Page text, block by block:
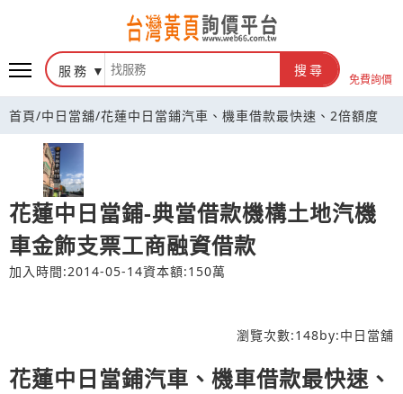
台灣黃頁詢價平台
服務 搜尋
免費詢價
首頁/中日當舖/花蓮中日當鋪汽車、機車借款最快速、2倍額度
花蓮中日當鋪-典當借款機構土地汽機
車金飾支票工商融資借款
加入時間:2014-05-14資本額:150萬
瀏覽次數:148by:中日當舖
花蓮中日當鋪汽車、機車借款最快速、